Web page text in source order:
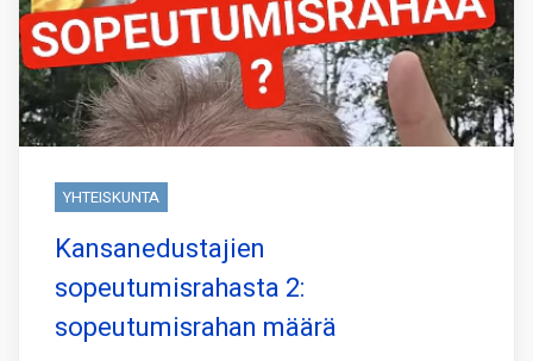
YHTEISKUNTA
Kansanedustajien
sopeutumisrahasta 2:
sopeutumisrahan määrä